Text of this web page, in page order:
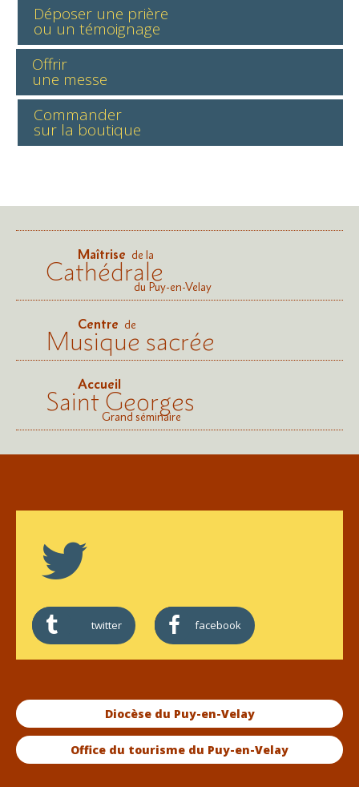
Déposer une prière
ou un témoignage
Offrir
une messe
Commander
sur la boutique
Maîtrise de la
Cathédraledu Puy-en-Velay
Centre de
Musique sacrée
Accueil
Saint Georges
Grand séminaire
twitter facebook
Diocèse du Puy-en-Velay
Office du tourisme du Puy-en-Velay